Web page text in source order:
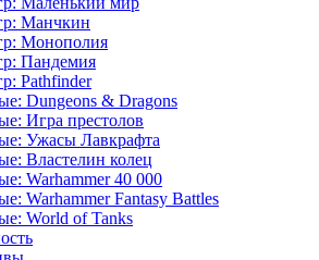
Манчкин
Монополия
Пандемия
Pathfinder
Dungeons & Dragons
Игра престолов
Ужасы Лавкрафта
Властелин колец
Warhammer 40 000
Warhammer Fantasy Battles
World of Tanks